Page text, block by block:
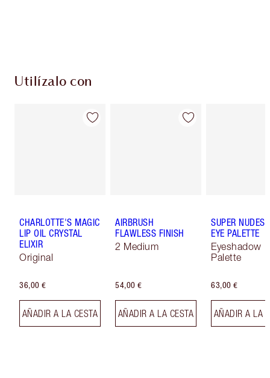
Utilízalo con
CHARLOTTE'S MAGIC
LIP OIL CRYSTAL
ELIXIR
Original
36,00 €
AÑADIR A LA CESTA
AIRBRUSH
FLAWLESS FINISH
2 Medium
54,00 €
AÑADIR A LA CESTA
SUPER NUDES
EYE PALETTE
Eyeshadow
Palette
63,00 €
AÑADIR A LA